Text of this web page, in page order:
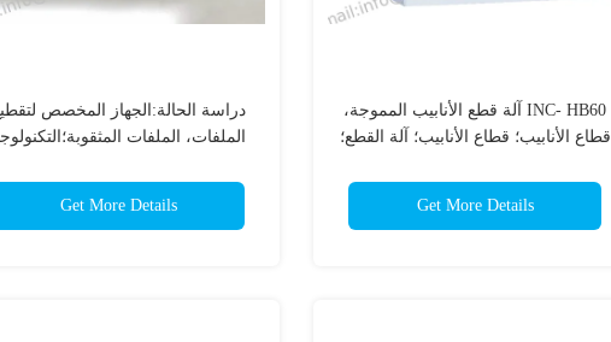
دراسة الحالة:الجهاز المخصص
الملفات، الملفات
Get More Details
INC- HB60 آلة قطع الأنابيب المموجة،
قطاع الأنابيب؛ قطاع الأنابيب؛ آلة القطع؛
Get More Details